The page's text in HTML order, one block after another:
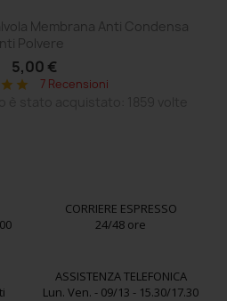
Membrana Anti Condensa
Polvere
5,00 €
star star 7 Recensioni
CORRIERE ESPRESSO
24/48 ore
ASSISTENZA TELEFONICA
Lun. Ven. - 09/13 - 15.30/17.30